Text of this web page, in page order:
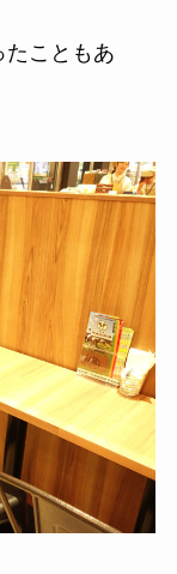
たこともあ